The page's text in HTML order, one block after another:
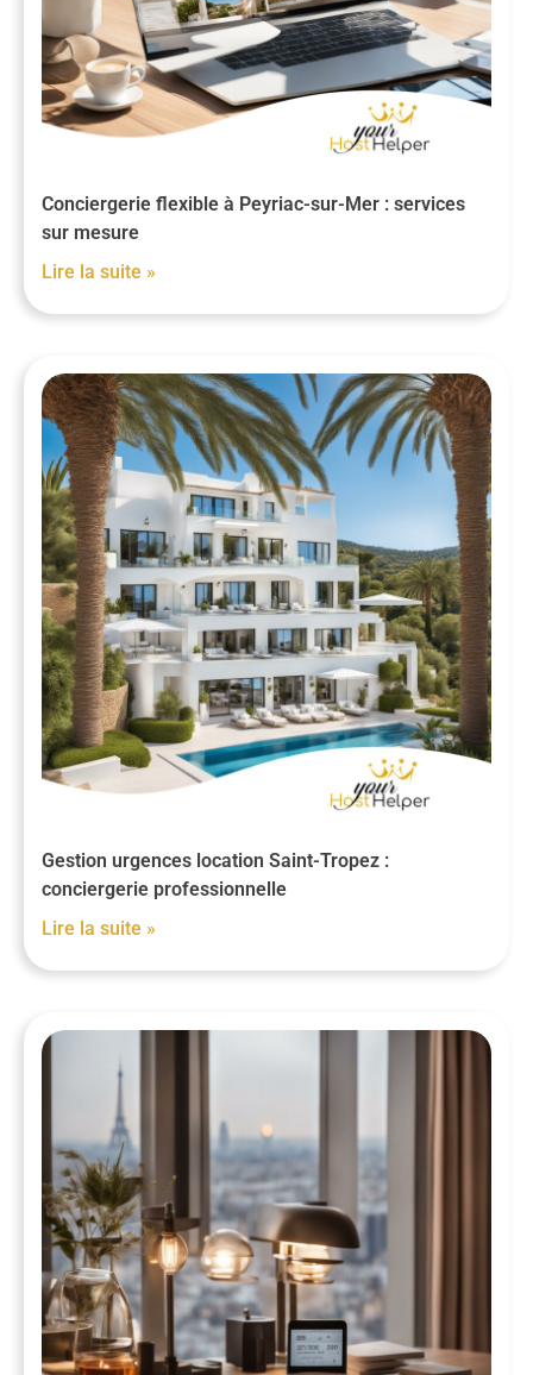
Conciergerie flexible à Peyriac-sur-Mer : services
sur mesure
Lire la suite »
Gestion urgences location Saint-Tropez :
conciergerie professionnelle
Lire la suite »